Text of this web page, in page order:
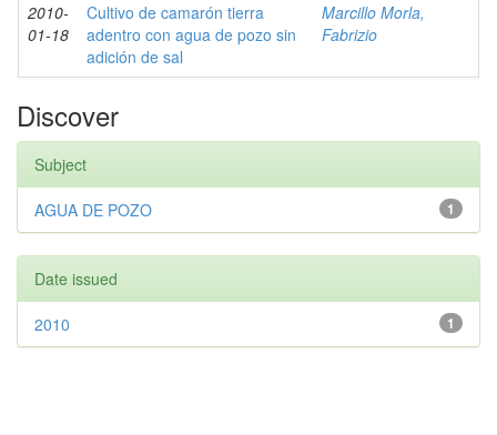
2010-
01-18
Cultivo de camarón tierra
adentro con agua de pozo sin
adición de sal
Marcillo Morla,
Fabrizio
Discover
Subject
1
AGUA DE POZO
Date issued
1
2010